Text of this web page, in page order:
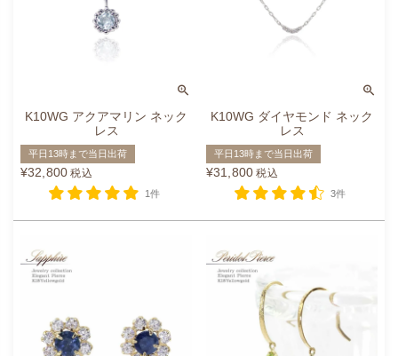
K10WG アクアマリン ネック
レス
平日13時まで当日出荷
¥32,800 税込
1件
K10WG ダイヤモンド ネック
レス
平日13時まで当日出荷
¥31,800 税込
3件